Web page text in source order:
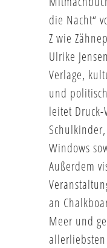
die Nacht“
Z wie
Ulrike
Verlage,
und
leitet
Windows
Außerdem
an
Meer und